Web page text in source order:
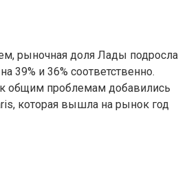
рыночная доля Лады подросла
39% и 36% соответственно.
общим проблемам добавились
которая вышла на рынок год